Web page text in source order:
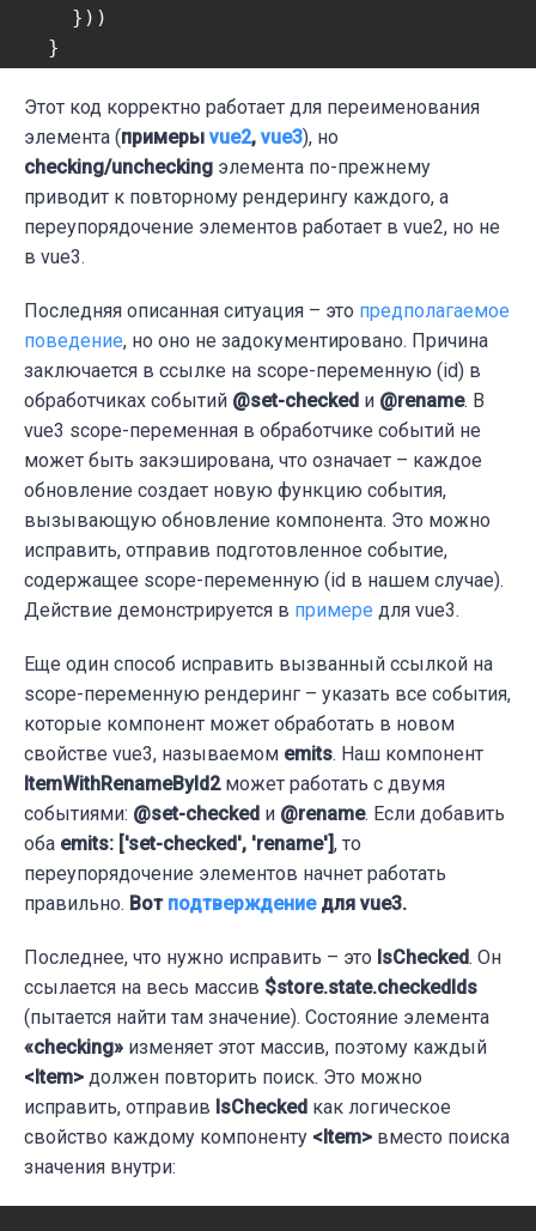
    }))
  }
export const mutations = {
  renameItem (state, { id, title }) {
const item = state.itemsByIds[id]
if (item) {
      state.itemsByIds[id] =
        title
      })
    }
  },
setCheckedItemById (state, { id,
const index =
if (isChecked && index === -1) {
      state.checkedIds.push(id)
    }
else if (!isChecked && index !==
      state.checkedIds.splice(index,
1)
    }
}
// Items.vue:
<ItemWithRenameById2
  v-
for="id in ids"
  :key=
"id"
  :item-id=
"id"
  @
set-checked="setCheckedItemById({ id,
  @rename="
renameItem({ id, title
/>
// Item.vue:
computed: {
  item () {
return
  isChecked () {
Этот код корректно работает для переименования
элемента (примеры vue2, vue3), но
checking/unchecking элемента по-прежнему
приводит к повторному рендерингу каждого, а
переупорядочение элементов работает в vue2, но не
в vue3.
Последняя описанная ситуация – это предполагаемое
поведение, но оно не задокументировано. Причина
заключается в ссылке на scope-переменную (id) в
обработчиках событий @set-checked и @rename. В
vue3 scope-переменная в обработчике событий не
может быть закэширована, что означает – каждое
обновление создает новую функцию события,
вызывающую обновление компонента. Это можно
исправить, отправив подготовленное событие,
содержащее scope-переменную (id в нашем случае).
Действие демонстрируется в примере для vue3.
Еще один способ исправить вызванный ссылкой на
scope-переменную рендеринг – указать все события,
которые компонент может обработать в новом
свойстве vue3, называемом emits. Наш компонент
ItemWithRenameById2может работать с двумя
событиями: @set-checked и @rename. Если добавить
оба emits: ['set-checked', 'rename'], то
переупорядочение элементов начнет работать
правильно. Вот подтверждениедля vue3.
Последнее, что нужно исправить – это IsChecked. Он
ссылается на весь массив $store.state.checkedIds
(пытается найти там значение). Состояние элемента
«checking» изменяет этот массив, поэтому каждый
<Item> должен повторить поиск. Это можно
исправить, отправив IsChecked как логическое
свойство каждому компоненту <Item> вместо поиска
значения внутри: